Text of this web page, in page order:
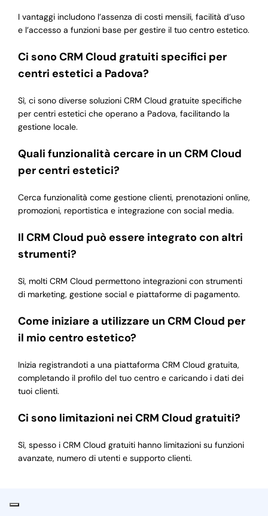
I vantaggi includono l’assenza di costi mensili, facilità d’uso
e l’accesso a funzioni base per gestire il tuo centro estetico.
Ci sono CRM Cloud gratuiti specifici per
centri estetici a Padova?
Sì, ci sono diverse soluzioni CRM Cloud gratuite specifiche
per centri estetici che operano a Padova, facilitando la
gestione locale.
Quali funzionalità cercare in un CRM Cloud
per centri estetici?
Cerca funzionalità come gestione clienti, prenotazioni online,
promozioni, reportistica e integrazione con social media.
Il CRM Cloud può essere integrato con altri
strumenti?
Sì, molti CRM Cloud permettono integrazioni con strumenti
di marketing, gestione social e piattaforme di pagamento.
Come iniziare a utilizzare un CRM Cloud per
il mio centro estetico?
Inizia registrandoti a una piattaforma CRM Cloud gratuita,
completando il profilo del tuo centro e caricando i dati dei
tuoi clienti.
Ci sono limitazioni nei CRM Cloud gratuiti?
Sì, spesso i CRM Cloud gratuiti hanno limitazioni su funzioni
avanzate, numero di utenti e supporto clienti.